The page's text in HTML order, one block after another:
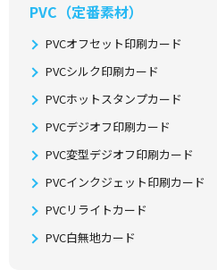
PVC（定番素材）
PVCオフセット印刷カード
PVCシルク印刷カード
PVCホットスタンプカード
PVCデジオフ印刷カード
PVC変型デジオフ印刷カード
PVCインクジェット印刷カード
PVCリライトカード
PVC白無地カード